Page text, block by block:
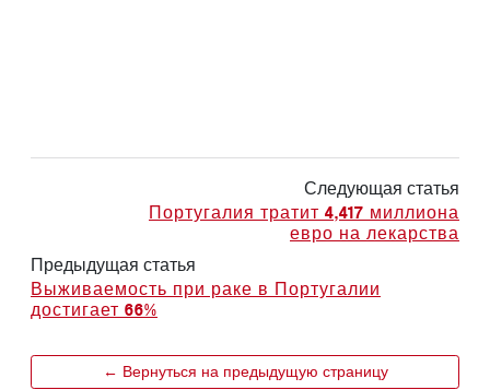
Следующая статья
Португалия тратит 4,417 миллиона
евро на лекарства
Предыдущая статья
Выживаемость при раке в Португалии
достигает 66%
← Вернуться на предыдущую страницу